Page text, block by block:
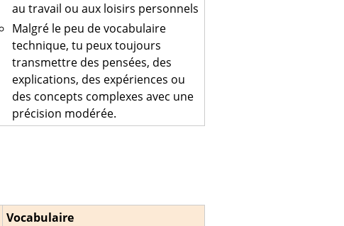
au travail ou aux loisirs personnels
Malgré le peu de vocabulaire
technique, tu peux toujours
transmettre des pensées, des
explications, des expériences ou
des concepts complexes avec une
précision modérée.
Vocabulaire